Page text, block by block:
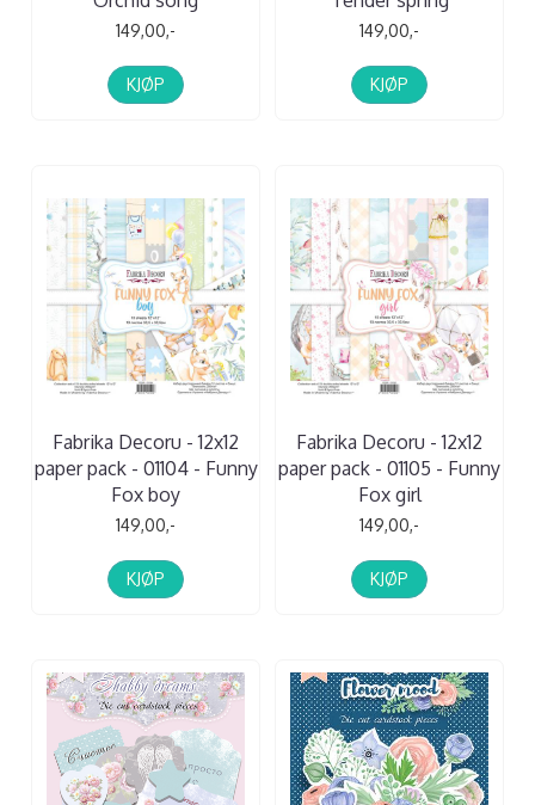
149,00,-
KJØP
149,00,-
KJØP
Fabrika Decoru - 12x12
paper pack - 01104 - Funny
Fox boy
149,00,-
KJØP
Fabrika Decoru - 12x12
paper pack - 01105 - Funny
Fox girl
149,00,-
KJØP